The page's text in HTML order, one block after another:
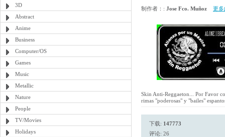
3D
Abstract
Anime
Business
Computer/OS
Games
Music
Metallic
Nature
People
TV/Movies
Holidays
制作者：: Jose Fco. Muñoz 更多
Skin Anti-Reggaeton... Por Favor
rimas "poderosas" y "bailes"
下载: 147773
评论: 26